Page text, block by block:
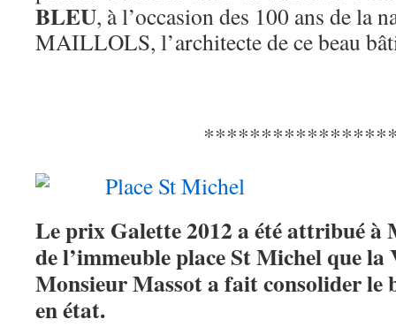
BLEU, à l’occasion des 100 ans de la
MAILLOLS, l’architecte de ce beau
Le prix Galette 2012 a été attribué à
de l’immeuble place St Michel que
Monsieur Massot a fait consolider
en état.